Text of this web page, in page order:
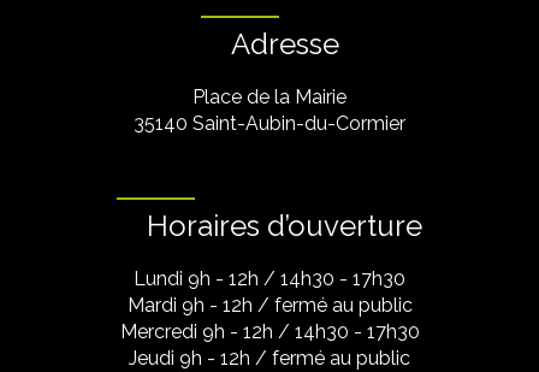
Adresse
Place de la Mairie
35140 Saint-Aubin-du-Cormier
Horaires d’ouverture
Lundi 9h - 12h / 14h30 - 17h30
Mardi 9h - 12h / fermé au public
Mercredi 9h - 12h / 14h30 - 17h30
Jeudi 9h - 12h / fermé au public